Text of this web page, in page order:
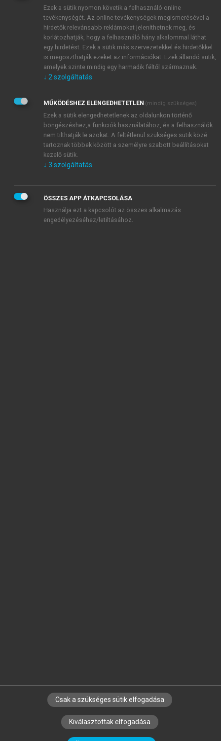
JELSZÓ ÚJRA
Kérek értesítést a MeRSZ újdonságairól, akcióiról.
Kérek értesítést az Akadémiai Kiadó Zrt. újdonságairól,
Adatkezelési tájékoztatóbanfoglaltakat tudomásul
veszem és elfogadom.
Általános vásárlási feltételeket, valamint a szotar.netés a
mersz.huoldalak licencszerződéseiben foglaltakat
tudomásul veszem és elfogadom.
KIPRÓBÁLOM
SZERZŐKNEK CÉGEKNEK KÖNYVTÁROSOKNAK
SZERKESZTÉSI ÉS LEKTORÁLÁSI ALAPELVEK
Ezek a sütik nyomon követik a felhasználó online
tevékenységét. Az online tevékenységek megismerésével a
hirdetők relevánsabb reklámokat jeleníthetnek meg, és
korlátozhatják, hogy a felhasználó hány alkalommal láthat
egy hirdetést. Ezek a sütik más szervezetekkel és hirdetőkkel
is megoszthatják ezeket az információkat. Ezek állandó sütik,
amelyek szinte mindig egy harmadik féltől származnak.
↓ 2 szolgáltatás
MŰKÖDÉSHEZ ELENGEDHETETLEN (mindig szükséges)
Ezek a sütik elengedhetetlenek az oldalunkon történő
böngészéshez,a funkciók használatához, és a felhasználók
nem tilthatják le azokat. A feltétlenül szükséges sütik közé
tartoznak többek között a személyre szabott beállításokat
kezelő sütik.
↓ 3 szolgáltatás
ÖSSZES APP ÁTKAPCSOLÁSA
Használja ezt a kapcsolót az összes alkalmazás
engedélyezéséhez/letiltásához.
Csak a szükséges sütik elfogadása
Kiválasztottak elfogadása